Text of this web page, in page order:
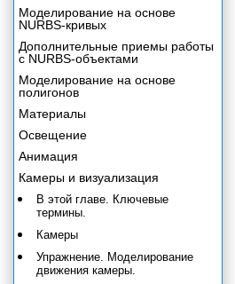
Моделирование на основе
NURBS-кривых
Дополнительные приемы работы
с NURBS-объектами
Моделирование на основе
полигонов
Материалы
Освещение
Анимация
Камеры и визуализация
В этой главе. Ключевые
термины.
Камеры
Упражнение. Моделирование
движения камеры.